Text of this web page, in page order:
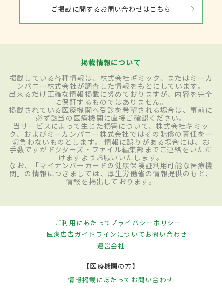
ご掲載に関するお問い合わせはこちら
掲載情報について
掲載している各種情報は、株式会社ギミック、またはミーカ
ンパニー株式会社が調査した情報をもとにしています。
出来るだけ正確な情報掲載に努めておりますが、内容を完全
に保証するものではありません。
掲載されている医療機関へ受診を希望される場合は、事前に
必ず該当の医療機関に直接ご確認ください。
当サービスによって生じた損害について、株式会社ギミッ
ク、およびミーカンパニー株式会社ではその賠償の責任を一
切負わないものとします。 情報に誤りがある場合には、お
手数ですがドクターズ・ファイル編集部までご連絡をいただ
けますようお願いいたします。
なお、「マイナンバーカードの健康保険証利用可能な医療機
関」の情報につきましては、厚生労働省の情報提供のもと、
情報を掲出しております。
ご利用にあたってプライバシーポリシー
医療広告ガイドラインについてお問い合わせ
運営会社
【医療機関の方】
情報掲載にあたって お問い合わせ